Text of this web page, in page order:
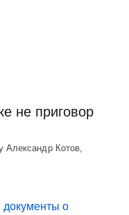
не приговор
Александр Котов,